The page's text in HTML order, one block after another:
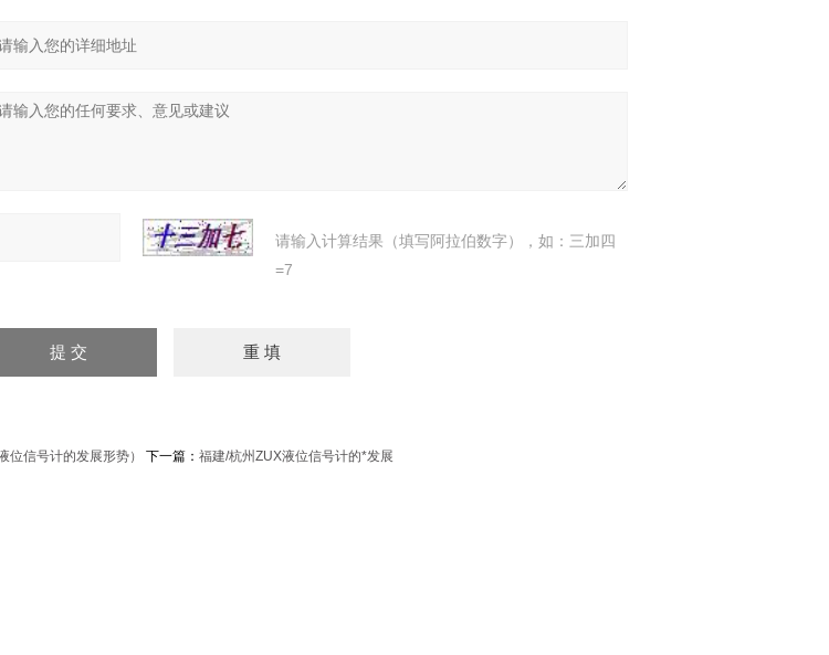
请输入计算结果（填写阿拉伯数字），如：三加四
=7
位信号计的发展形势） 下一篇： 福建/杭州ZUX液位信号计的*发展